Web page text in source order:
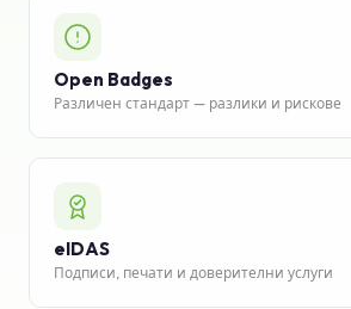
Open Badges
Различен стандарт — разлики и рискове
eIDAS
Подписи, печати и доверителни услуги